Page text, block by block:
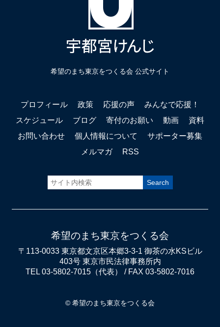
希望のまち東京をつくる会 公式サイト
プロフィール 政策 応援の声
みんなで応援！
スケジュール
ブログ 寄付のお願い 動画
資料
お問い合わせ
個人情報について
サポーター募集
メルマガ
RSS
希望のまち東京をつくる会
〒113-0033 東京都文京区本郷3-3-1 御茶の水KSビル
403号 東京市民法律事務所内
TEL 03-5802-7015（代表） / FAX 03-5802-7016
© 希望のまち東京をつくる会